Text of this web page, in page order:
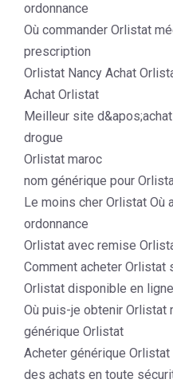
ordonnance
Où commander Orlistat
prescription
Orlistat Nancy Achat
Achat Orlistat
Meilleur site
drogue
Orlistat maroc
nom générique pour
Le moins cher Orlistat Où
ordonnance
Orlistat avec remise
Comment acheter Orlistat
Orlistat disponible en
Où puis-je obtenir Orlistat
générique Orlistat
Acheter générique
des achats en toute